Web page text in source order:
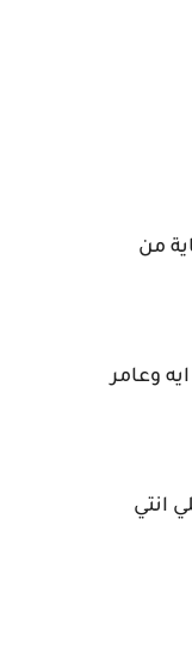
من
وعامر
انتي